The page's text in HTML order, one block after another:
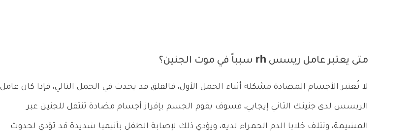
متى يعتبر عامل ريسس rh سبباً في موت الجنين؟
لا تُعتبر الأجسام المضادة مشكلة أثناء الحمل الأول، فالقلق قد يحدث في الحمل التالي، فإذا كان عامل
الريسس لدى جنينك الثاني إيجابي، فسوف يقوم الجسم بإفراز أجسام مضادة تنتقل للجنين عبر
المشيمة، وتتلف خلايا الدم الحمراء لديه، ويؤدي ذلك لإصابة الطفل بأنيميا شديدة قد تؤدي لحدوث